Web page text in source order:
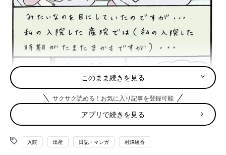
このまま続きを見る
サクサク読める！お気に入り記事を登録可能
アプリで続きを見る
入院 出産 日記・マンガ 村澤綾香